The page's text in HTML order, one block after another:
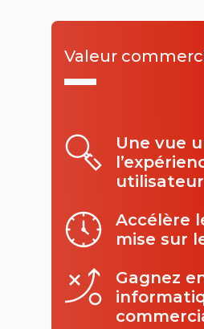
Valeur
Une vue
utilisateur
Accélère
mise sur
Gagnez